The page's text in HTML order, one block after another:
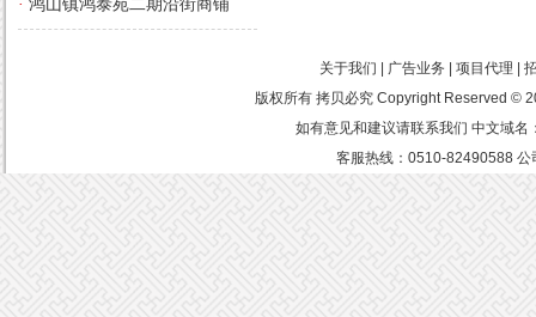
· 鸿山镇鸿泰苑二期沿街商铺
关于我们 | 广告业务 | 项目代理 |
版权所有 拷贝必究 Copyright Reserved ©
如有意见和建议请联系我们 中文域名
客服热线：0510-82490588 公